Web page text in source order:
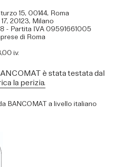
15, 00144, Roma
20123, Milano
- Partita IVA 09591661005
di Roma
i.v.
è stata testata dal
la perizia.
BANCOMAT a livello italiano